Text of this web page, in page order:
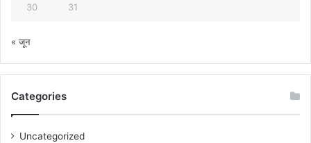
30 31
« जून
Categories
Uncategorized